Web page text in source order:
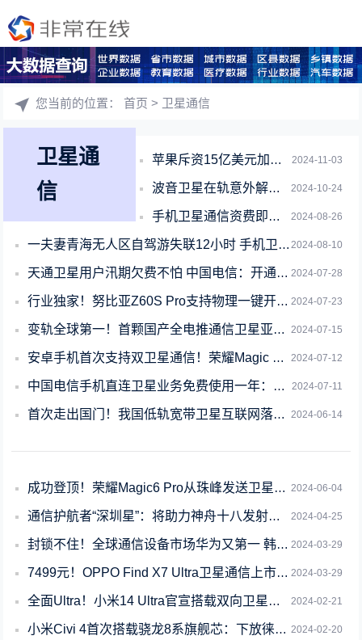
您当前的位置：首页 > 卫星通信
卫星通
信
2024-11-03
苹果斥资15亿美元加码卫星通信：升级低轨道卫星网路
2024-10-24
波音卫星在轨意外解体：太空垃圾激增
2024-08-26
手机卫星通信资费即将下降！三大运营商力推落地
2024-08-10
一夫妻青海无人区自驾游失联12小时 手机卫星电话救命
2024-07-28
天通卫星用户汛期欠费不怕 中国电信：开通7天紧急复机服务
2024-07-23
行业独家！努比亚Z60S Pro支持物理一键开启卫星通信
2024-07-15
变轨全球第一！首颗国产全电推通信卫星亚太6E投入运营：容量30Gbps
2024-07-12
安卓手机首次支持双卫星通信！荣耀Magic V3发布双卫星版 无网直连高德8月底
2024-07-11
中国电信手机直连卫星业务免费使用一年：华为、小米、荣耀等多款机型可用
2024-06-14
首次走出国门！我国低轨宽带卫星互联网落地泰国
2024-06-04
成功登顶！荣耀Magic6 Pro从珠峰发送卫星消息
2024-04-25
通信护航者“深圳星”：将助力神舟十八发射升空
2024-03-29
封锁不住！全球通信设备市场华为又第一 韩媒感叹三星已追不上
2024-03-29
7499元！OPPO Find X7 Ultra卫星通信上市：首发5.5G
2024-02-21
全面Ultra！小米14 Ultra官宣搭载双向卫星通信
2024-02-20
小米Civi 4首次搭载骁龙8系旗舰芯：下放徕卡联名、卫星通信